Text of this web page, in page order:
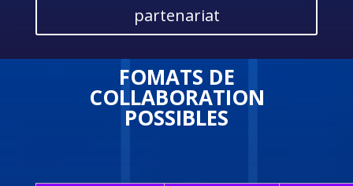
partenariat
FOMATS DE
COLLABORATION
POSSIBLES